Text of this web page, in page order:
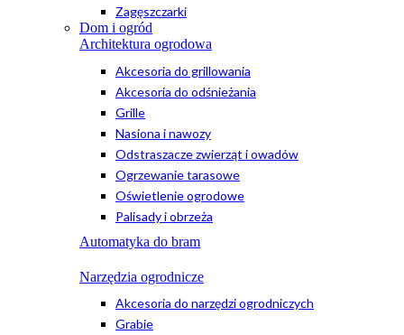
Zagęszczarki
Dom i ogród
Architektura ogrodowa
Akcesoria do grillowania
Akcesoria do odśnieżania
Grille
Nasiona i nawozy
Odstraszacze zwierząt i owadów
Ogrzewanie tarasowe
Oświetlenie ogrodowe
Palisady i obrzeża
Automatyka do bram
Narzędzia ogrodnicze
Akcesoria do narzędzi ogrodniczych
Grabie